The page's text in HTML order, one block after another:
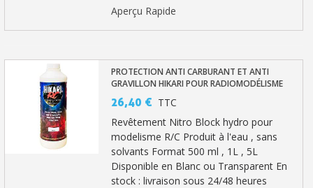
Aperçu Rapide
PROTECTION ANTI CARBURANT ET ANTI
GRAVILLON HIKARI POUR RADIOMODÉLISME
26,40 € TTC
Revêtement Nitro Block hydro pour
modelisme R/C Produit à l'eau , sans
solvants Format 500 ml , 1L , 5L
Disponible en Blanc ou Transparent En
stock : livraison sous 24/48 heures